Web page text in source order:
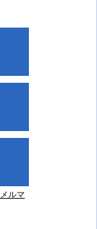
メルマ